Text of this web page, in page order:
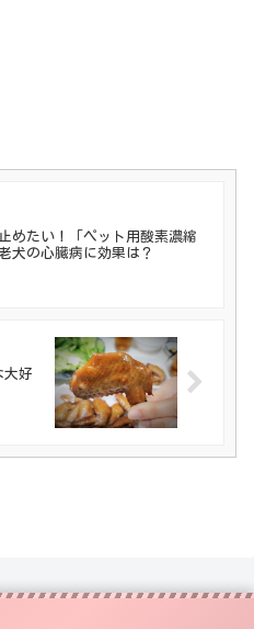
めたい！「ペット用酸素濃縮
犬の心臓病に効果は？
大好